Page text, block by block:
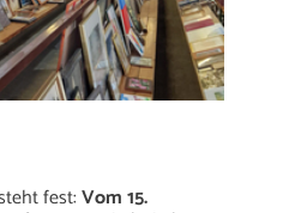
fest:Vom 15.